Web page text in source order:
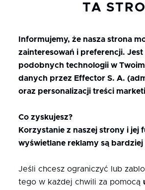
TA
Informujemy, że nasza strona
zainteresowań i preferencji.
podobnych technologii w
danych przez Effector S. A.
oraz personalizacji treści
Co zyskujesz?
Korzystanie z naszej strony i jej
wyświetlane reklamy są
Jeśli chcesz ograniczyć lub
tego w każdej chwili za pomocą
14MM
6
16MM
6MM
ALU
33.1
SSP
33.1
6MM ZAT HART